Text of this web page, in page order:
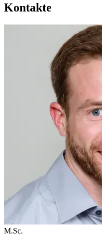
Kontakte
M.Sc.